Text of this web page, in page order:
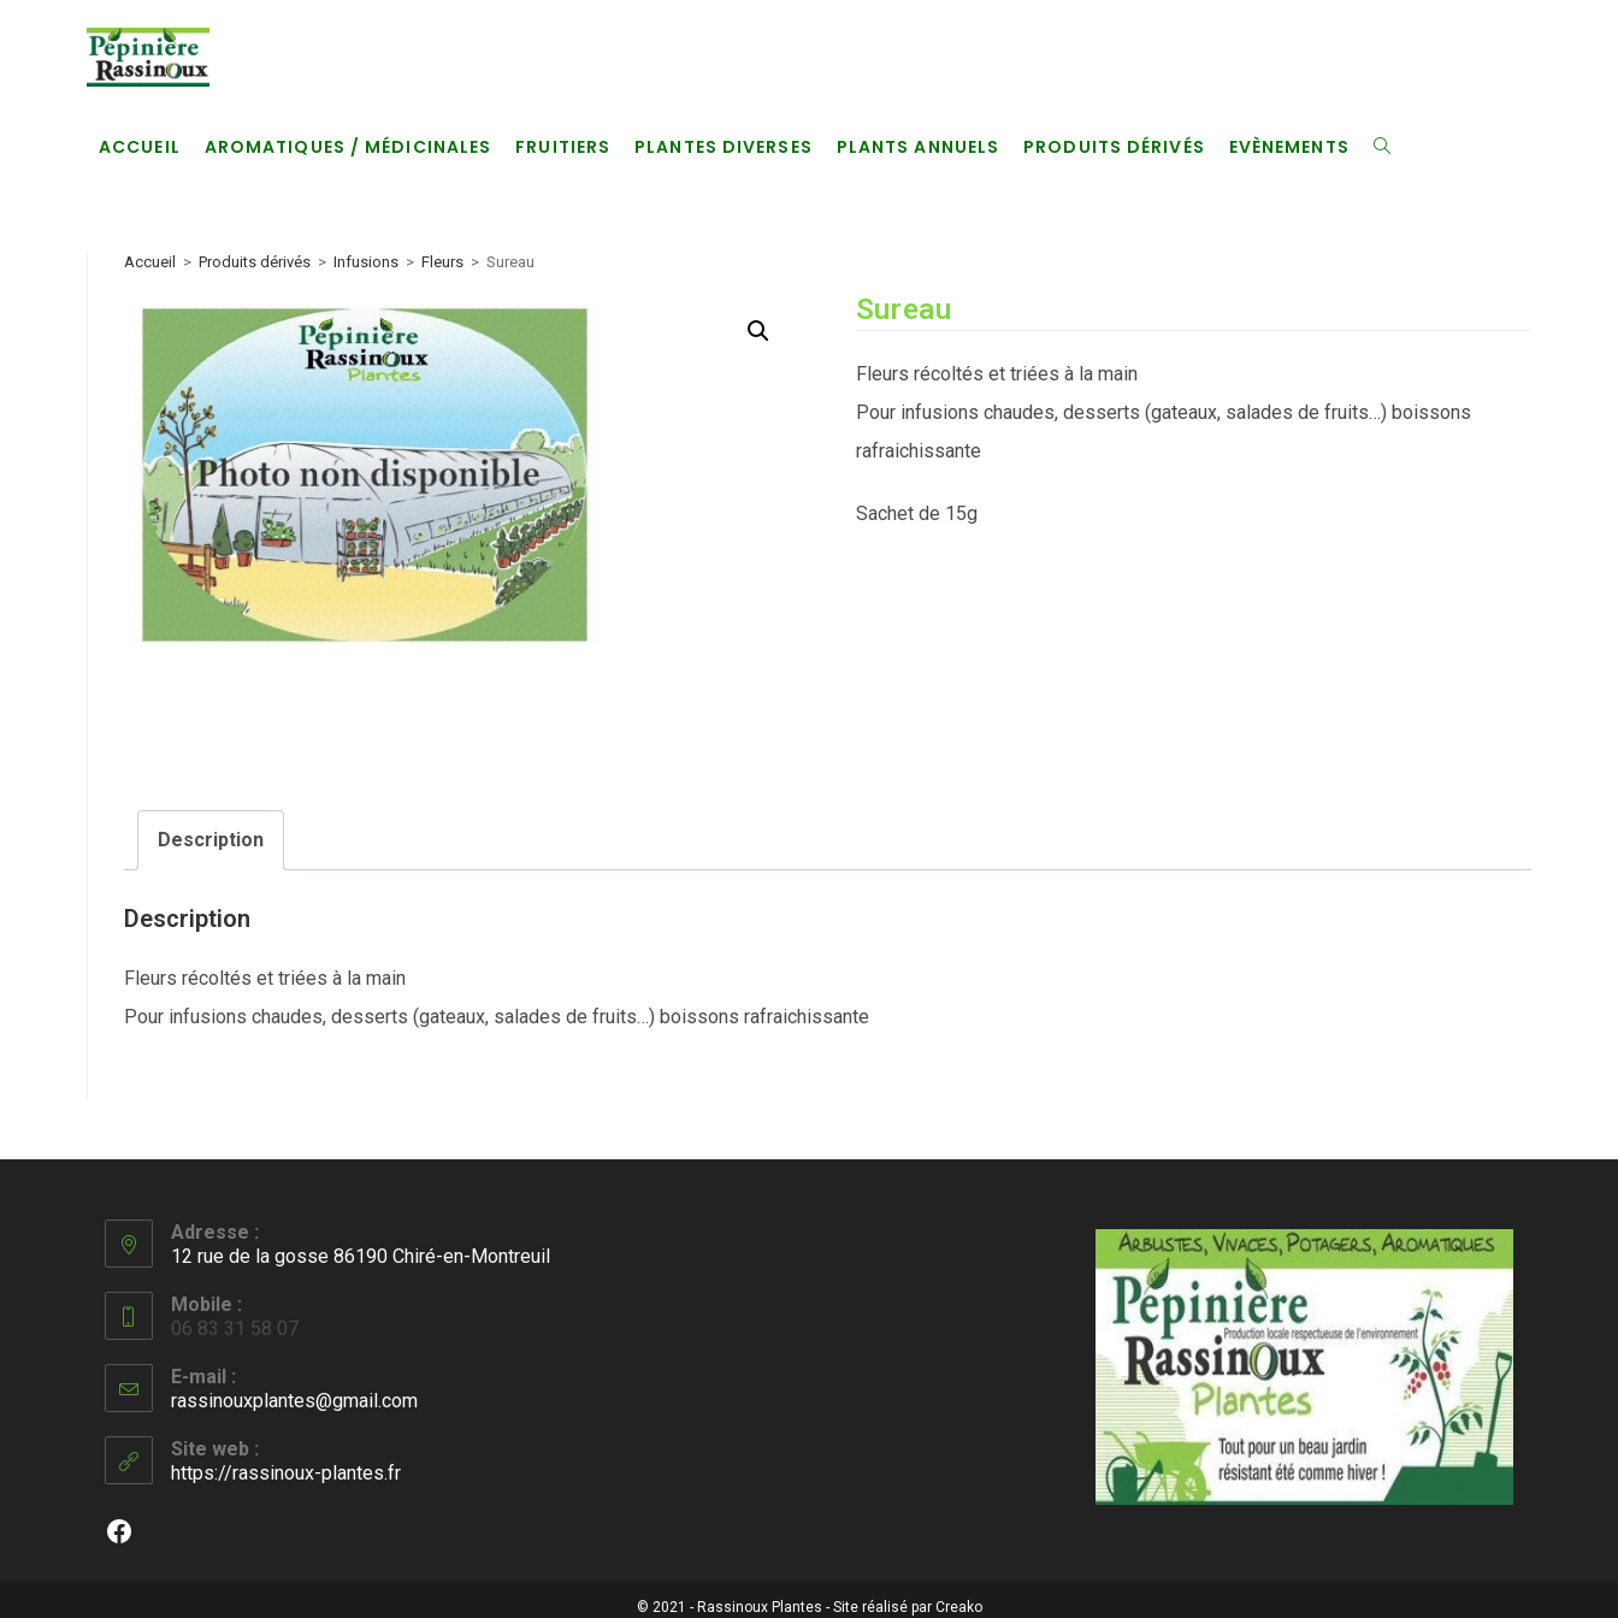
ACCUEIL AROMATIQUES / MÉDICINALES FRUITIERS PLANTES DIVERSES PLANTS ANNUELS PRODUITS DÉRIVÉS EVÈNEMENTS TOGGLE
Accueil > Produits dérivés > Infusions > Fleurs > Sureau
Sureau
Fleurs récoltés et triées à la main
Pour infusions chaudes, desserts (gateaux, salades de fruits…) boissons
rafraichissante
Sachet de 15g
Description
Description
Fleurs récoltés et triées à la main
Pour infusions chaudes, desserts (gateaux, salades de fruits…) boissons rafraichissante
Adresse :
12 rue de la gosse 86190 Chiré-en-Montreuil
Mobile :
06 83 31 58 07
E-mail :
rassinouxplantes@gmail.comS’ouvre
Site web :
https://rassinoux-plantes.fr
Facebook
© 2021 - Rassinoux Plantes - Site réalisé par Creako